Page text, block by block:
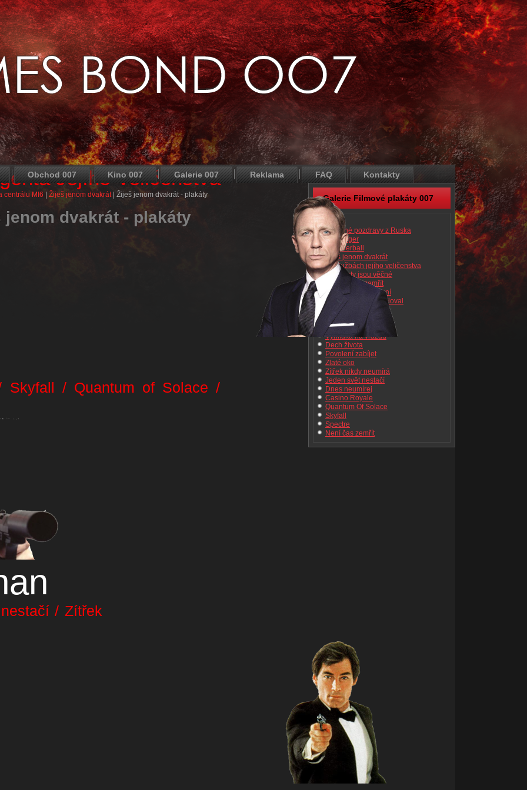
Jejího Veličenstva
/ Quantum of Solace /
/ Zítřek
Obchod 007 Kino 007 Galerie 007 Reklama FAQ Kontakty
centrálu MI6 Žiješ jenom dvakrát| Žiješ jenom dvakrát - plakáty
jenom dvakrát - plakáty
Galerie Filmové plakáty 007
Dr. No
Srdečné pozdravy z Ruska
Goldfinger
Thunderball
Žiješ jenom dvakrát
Ve službách jejího veličenstva
Diamanty jsou věčné
Žít a nechat zemřít
Muž se zlatou zbraní
Agent, který mne miloval
Moonraker
Jen pro tvé oči
Chobotnička
Vyhlídka na vraždu
Dech života
Povolení zabíjet
Zlaté oko
Zítřek nikdy neumírá
Jeden svět nestačí
Dnes neumírej
Casino Royale
Quantum Of Solace
Skyfall
Spectre
Není čas zemřít